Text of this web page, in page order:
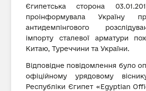
Єгипетська сторона
проінформувала Україну
антидемпінгового
імпорту сталевої арматури
Китаю, Туреччини та України.
Відповідне повідомлення було
офіційному урядовому
Республіки Єгипет «Egyptian